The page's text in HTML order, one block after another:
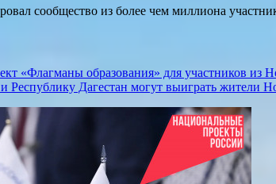
сообщество из более чем миллиона
«Флагманы образования» для участников из
Республику Дагестан могут выиграть жители